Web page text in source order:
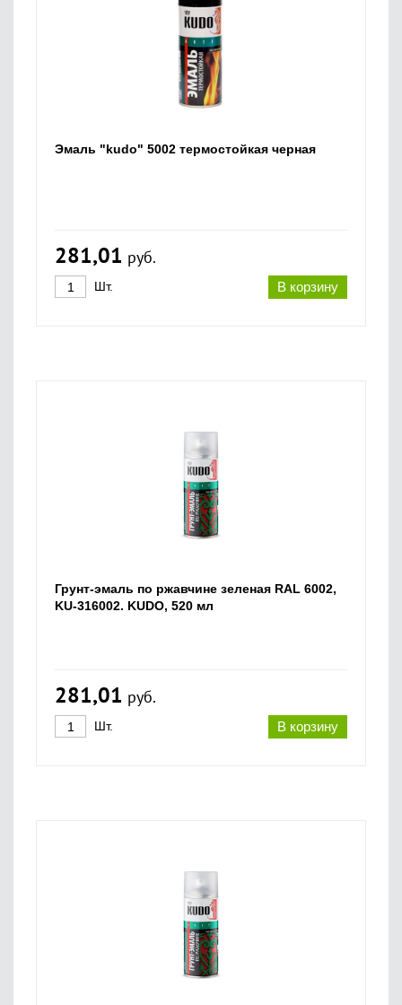
Эмаль "kudo" 5002 термостойкая черная
281,01 руб.
В корзину
Шт.
Грунт-эмаль по ржавчине зеленая RAL 6002,
KU-316002. KUDO, 520 мл
281,01 руб.
В корзину
Шт.